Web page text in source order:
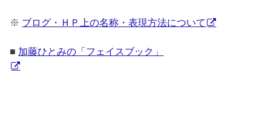
※ ブログ・ＨＰ上の名称・表現方法について
■ 加藤ひとみの「フェイスブック」